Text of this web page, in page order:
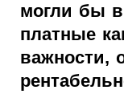
могли бы
платные
важности,